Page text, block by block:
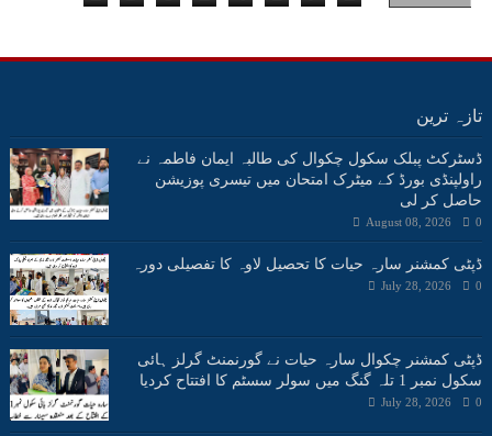
تازہ ترین
ڈسٹرکٹ پبلک سکول چکوال کی طالبہ ایمان فاطمہ نے
راولپنڈی بورڈ کے میٹرک امتحان میں تیسری پوزیشن
حاصل کر لی
August 08, 2026 0
ڈپٹی کمشنر سارہ حیات کا تحصیل لاوہ کا تفصیلی دورہ
July 28, 2026 0
ڈپٹی کمشنر چکوال سارہ حیات نے گورنمنٹ گرلز ہائی
سکول نمبر 1 تلہ گنگ میں سولر سسٹم کا افتتاح کردیا
July 28, 2026 0